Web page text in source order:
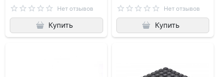
Нет отзывов
Купить
Нет отзывов
Купить